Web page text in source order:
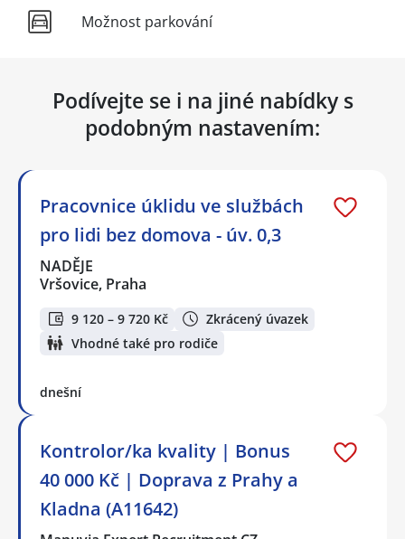
Možnost parkování
Podívejte se i na jiné nabídky s
podobným nastavením:
Pracovnice úklidu ve službách
pro lidi bez domova - úv. 0,3
NADĚJE
Vršovice, Praha
9 120 – 9 720 Kč
Zkrácený úvazek
Vhodné také pro rodiče
dnešní
Kontrolor/ka kvality | Bonus
40 000 Kč | Doprava z Prahy a
Kladna (A11642)